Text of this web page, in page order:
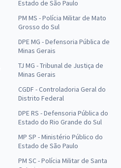
Estado de São Paulo
PM MS - Polícia Militar de Mato
Grosso do Sul
DPE MG - Defensoria Pública de
Minas Gerais
TJ MG - Tribunal de Justiça de
Minas Gerais
CGDF - Controladoria Geral do
Distrito Federal
DPE RS - Defensoria Pública do
Estado do Rio Grande do Sul
MP SP - Ministério Público do
Estado de São Paulo
PM SC - Polícia Militar de Santa